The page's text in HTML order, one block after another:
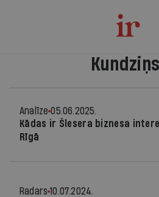
Analīze 05.06.2025.
Kādas ir Šlesera biznesa
Rīgā
Radars 10.07.2024.